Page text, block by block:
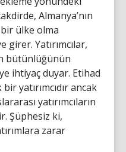
Almanya’nın
bir ülke olma
Yatırımcılar,
bütünlüğünün
ihtiyaç duyar. Etihad
yatırımcıdır ancak
yatırımcıların
Şüphesiz ki,
zarar